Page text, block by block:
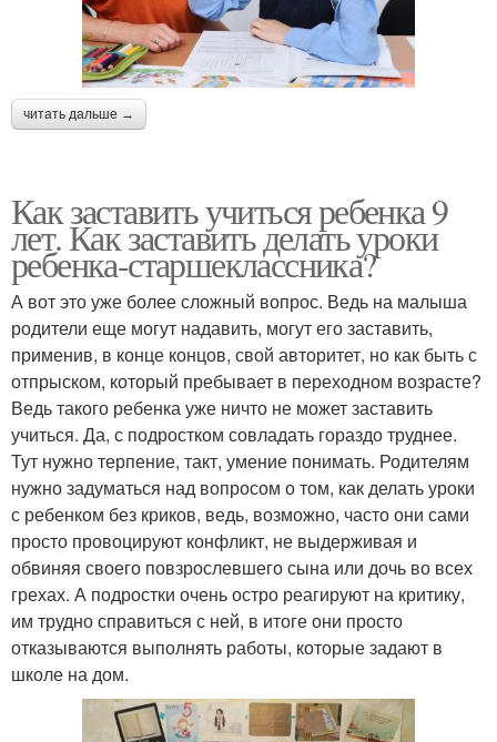
читать дальше →
Как заставить учиться ребенка 9
лет. Как заставить делать уроки
ребенка-старшеклассника?
А вот это уже более сложный вопрос. Ведь на малыша
родители еще могут надавить, могут его заставить,
применив, в конце концов, свой авторитет, но как быть с
отпрыском, который пребывает в переходном возрасте?
Ведь такого ребенка уже ничто не может заставить
учиться. Да, с подростком совладать гораздо труднее.
Тут нужно терпение, такт, умение понимать. Родителям
нужно задуматься над вопросом о том, как делать уроки
с ребенком без криков, ведь, возможно, часто они сами
просто провоцируют конфликт, не выдерживая и
обвиняя своего повзрослевшего сына или дочь во всех
грехах. А подростки очень остро реагируют на критику,
им трудно справиться с ней, в итоге они просто
отказываются выполнять работы, которые задают в
школе на дом.